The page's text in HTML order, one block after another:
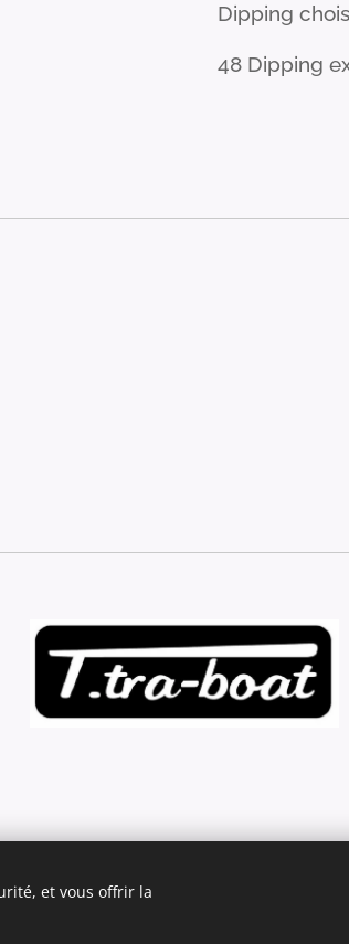
Dipping
48 Dipping
et vous offrir la